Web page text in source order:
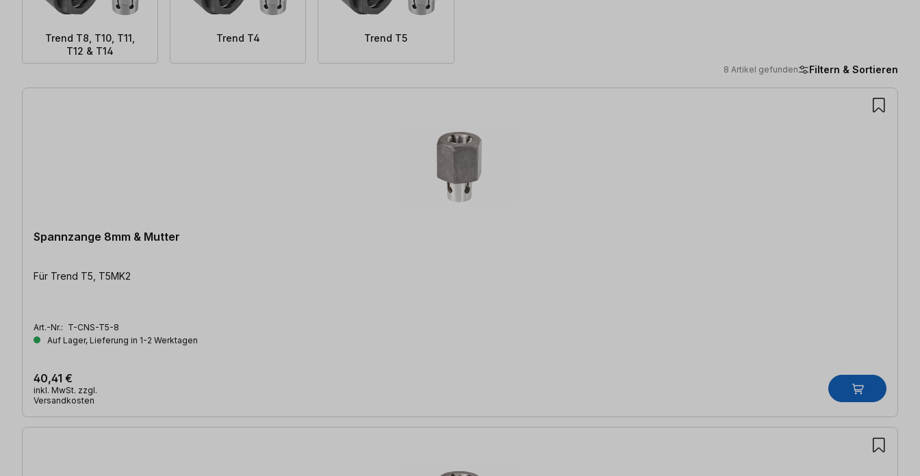
Trend T8, T10, T11,
T12 & T14
Trend T4 Trend T5
8 Artikel gefunden Filtern & Sortieren
8 Artikel gefunden
Spannzange 8mm & Mutter
Für Trend T5, T5MK2
Art.-Nr.: T-CNS-T5-8
Auf Lager, Lieferung in 1-2 Werktagen
40,41 €
inkl. MwSt. zzgl.
Versandkosten